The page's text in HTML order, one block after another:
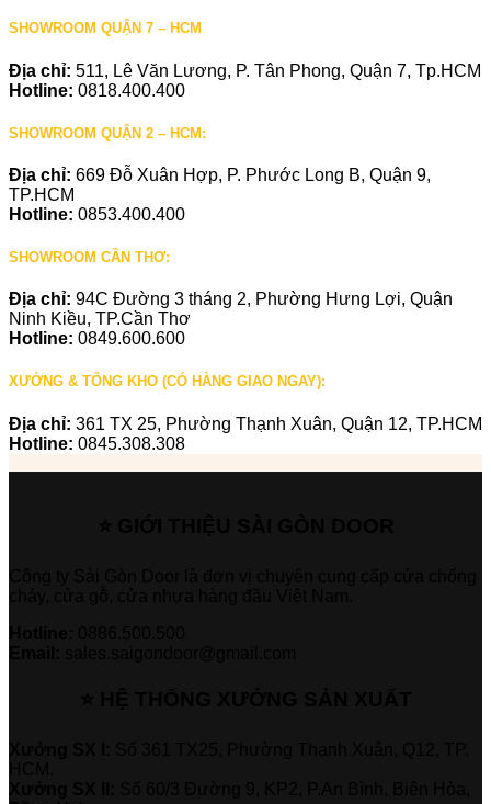
SHOWROOM QUẬN 7 – HCM
Địa chỉ: 511, Lê Văn Lương, P. Tân Phong, Quận 7, Tp.HCM
Hotline: 0818.400.400
SHOWROOM QUẬN 2 – HCM:
Địa chỉ: 669 Đỗ Xuân Hợp, P. Phước Long B, Quận 9,
TP.HCM
Hotline: 0853.400.400
SHOWROOM CẦN THƠ:
Địa chỉ: 94C Đường 3 tháng 2, Phường Hưng Lợi, Quận
Ninh Kiều, TP.Cần Thơ
Hotline: 0849.600.600
XƯỞNG & TỔNG KHO (CÓ HÀNG GIAO NGAY):
Địa chỉ: 361 TX 25, Phường Thạnh Xuân, Quận 12, TP.HCM
Hotline: 0845.308.308